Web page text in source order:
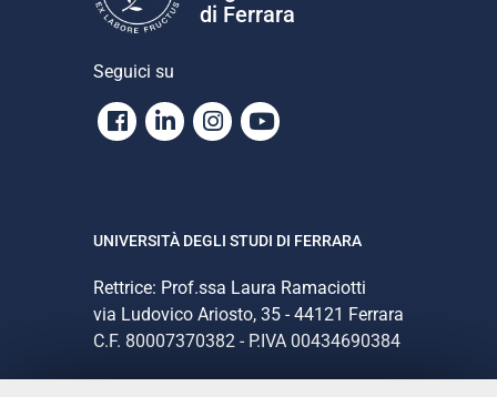
di Ferrara
Seguici su
Facebook
LinkedinInstagram
Youtube
UNIVERSITÀ DEGLI STUDI DI FERRARA
Rettrice: Prof.ssa Laura Ramaciotti
via Ludovico Ariosto, 35 - 44121 Ferrara
C.F. 80007370382 - P.IVA 00434690384